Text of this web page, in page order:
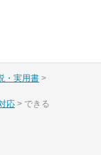
・実用書
応
できる